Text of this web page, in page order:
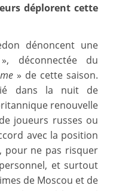
déplorent cette
dénoncent une
déconnectée du
» de cette saison.
dans la nuit de
renouvelle
joueurs russes ou
avec la position
pour ne pas risquer
et surtout
de Moscou et de